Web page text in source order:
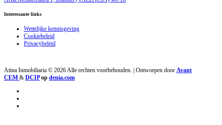
Interessante links
Wettelijke kennisgeving
Cookiebeleid
Privacybeleid
Atina Inmobiliaria © 2026 Alle rechten voorbehouden. | Ontworpen door Avant
CEM & DCIPop denia.com